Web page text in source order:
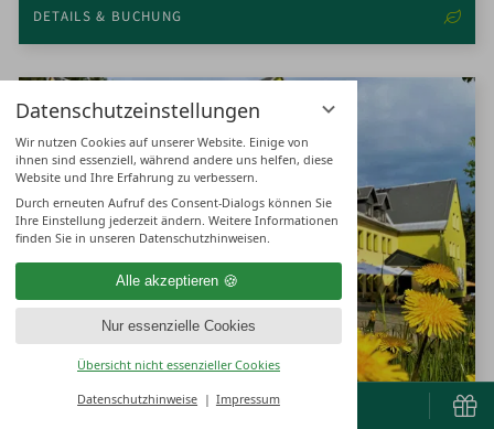
Datenschutzeinstellungen
Wir nutzen Cookies auf unserer Website. Einige von
ihnen sind essenziell, während andere uns helfen, diese
Website und Ihre Erfahrung zu verbessern.
Durch erneuten Aufruf des Consent-Dialogs können Sie
Ihre Einstellung jederzeit ändern. Weitere Informationen
finden Sie in unseren Datenschutzhinweisen.
Alle akzeptieren
Nur essenzielle Cookies
Übersicht nicht essenzieller Cookies
Datenschutzhinweise Impressum
BUCHEN & ANFRAGEN
DETAILS & BUCHUNG